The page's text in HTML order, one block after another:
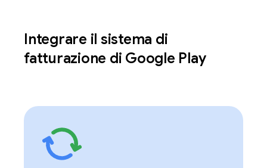
Integrare il sistema di
fatturazione di Google Play